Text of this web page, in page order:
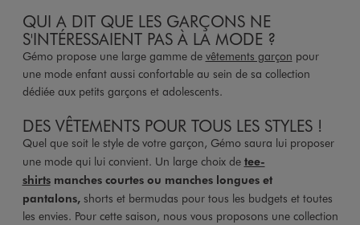
QUI A DIT QUE LES GARÇONS NE
S'INTÉRESSAIENT PAS À LA MODE ?
Gémo propose une large gamme de vêtements garçon pour
une mode enfant aussi confortable au sein de sa collection
dédiée aux petits garçons et adolescents.
DES VÊTEMENTS POUR TOUS LES STYLES !
Quel que soit le style de votre garçon, Gémo saura lui proposer
une mode qui lui convient. Un large choix de tee-
shirtsmanches courtes ou manches longues et
pantalons, shorts et bermudas pour tous les budgets et toutes
les envies. Pour cette saison, nous vous proposons une collection